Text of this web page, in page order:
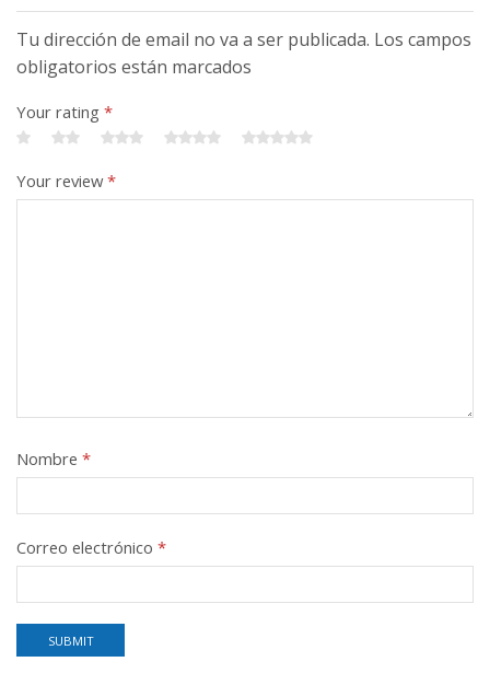
Tu dirección de email no va a ser publicada. Los campos
obligatorios están marcados
Your rating *
Your review*
Nombre *
Correo electrónico *